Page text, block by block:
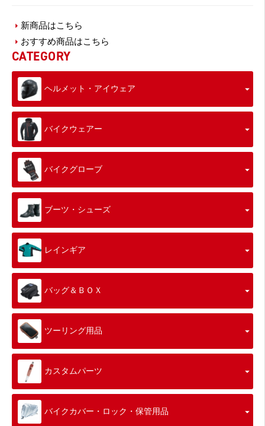
新商品はこちら
おすすめ商品はこちら
CATEGORY
ヘルメット・アイウェア
バイクウェアー
バイクグローブ
ブーツ・シューズ
レインギア
バッグ＆ＢＯＸ
ツーリング用品
カスタムパーツ
バイクカバー・ロック・保管用品